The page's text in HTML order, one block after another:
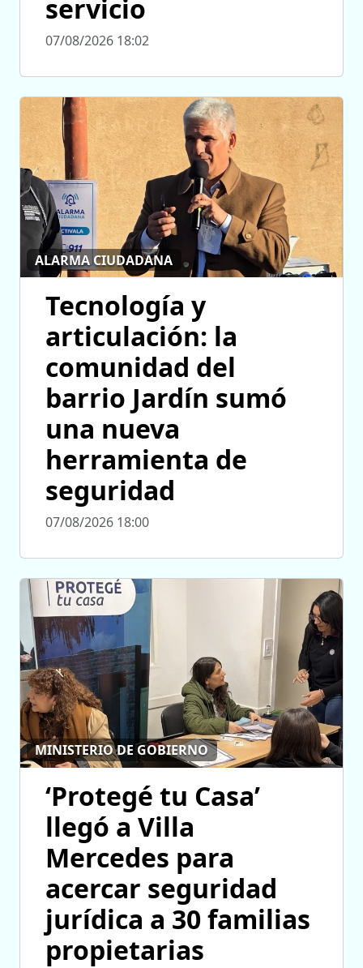
servicio
07/08/2026 18:02
ALARMA CIUDADANA
Tecnología y
articulación: la
comunidad del
barrio Jardín sumó
una nueva
herramienta de
seguridad
07/08/2026 18:00
MINISTERIO DE GOBIERNO
‘Protegé tu Casa’
llegó a Villa
Mercedes para
acercar seguridad
jurídica a 30 familias
propietarias